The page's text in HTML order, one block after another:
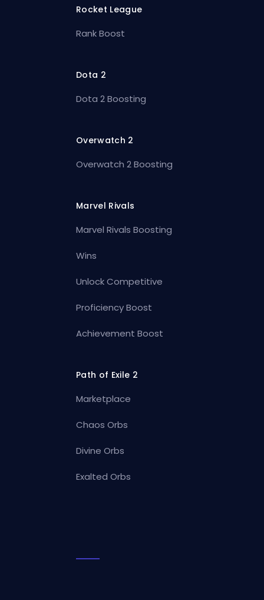
Rocket League
Rank Boost
Dota 2
Dota 2 Boosting
Overwatch 2
Overwatch 2 Boosting
Marvel Rivals
Marvel Rivals Boosting
Wins
Unlock Competitive
Proficiency Boost
Achievement Boost
Path of Exile 2
Marketplace
Chaos Orbs
Divine Orbs
Exalted Orbs